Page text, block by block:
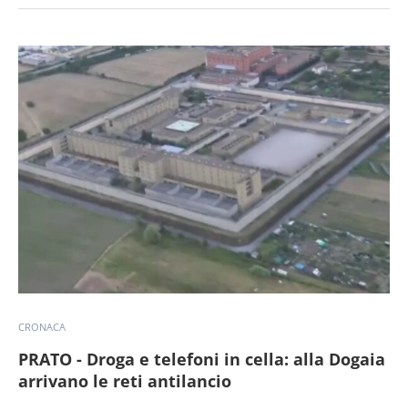
CRONACA
PRATO - Droga e telefoni in cella: alla Dogaia
arrivano le reti antilancio